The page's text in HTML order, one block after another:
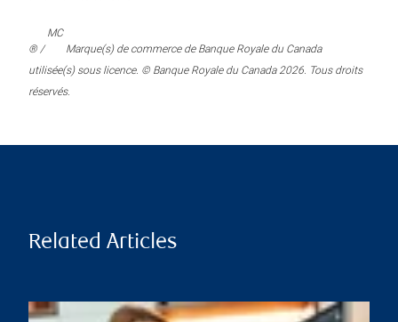
® /
MC
Marque(s) de commerce de Banque Royale du Canada
utilisée(s) sous licence. © Banque Royale du Canada 2026. Tous droits
réservés.
Related Articles